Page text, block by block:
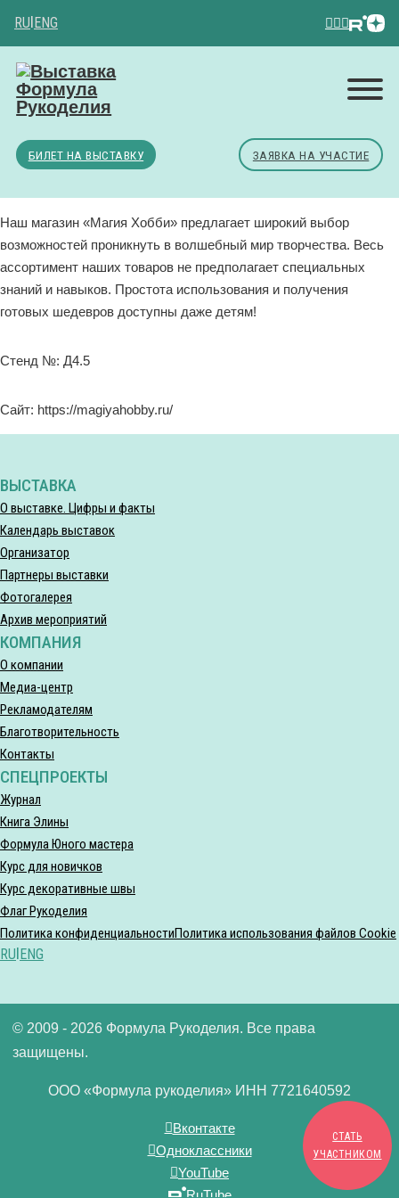
RU ENG
БИЛЕТ НА ВЫСТАВКУ ЗАЯВКА НА УЧАСТИЕ
Наш магазин «Магия Хобби» предлагает широкий выбор
возможностей проникнуть в волшебный мир творчества. Весь
ассортимент наших товаров не предполагает специальных
знаний и навыков. Простота использования и получения
готовых шедевров доступны даже детям!
Стенд №: Д4.5
Сайт: https://magiyahobby.ru/
ВЫСТАВКА
О выставке. Цифры и факты
Календарь выставок
Организатор
Партнеры выставки
Фотогалерея
Архив мероприятий
КОМПАНИЯ
О компании
Медиа-центр
Рекламодателям
Благотворительность
Контакты
СПЕЦПРОЕКТЫ
Журнал
Книга Элины
Формула Юного мастера
Курс для новичков
Курс декоративные швы
Флаг Рукоделия
СТАТЬ
УЧАСТНИКОМ
Политика конфиденциальностиПолитика использования файлов Cookie
RU ENG
© 2009 - 2026 Формула Рукоделия. Все права
защищены.
ООО «Формула рукоделия» ИНН 7721640592
Вконтакте
Одноклассники
YouTube
RuTube